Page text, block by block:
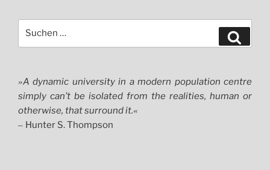
nach:
»A dynamic university in a modern population centre
simply can’t be isolated from the realities, human or
otherwise, that surround it.«
– Hunter S. Thompson